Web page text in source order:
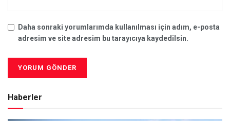
Daha sonraki yorumlarımda kullanılması için adım, e-posta
adresim ve site adresim bu tarayıcıya kaydedilsin.
Haberler